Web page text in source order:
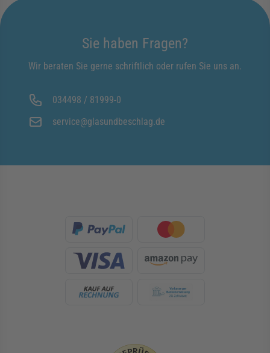
Sie haben Fragen?
Wir beraten Sie gerne schriftlich oder rufen Sie uns an.
034498 / 81999-0
service@glasundbeschlag.de